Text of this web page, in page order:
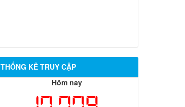
THỐNG KÊ TRUY CẬP
Hôm nay